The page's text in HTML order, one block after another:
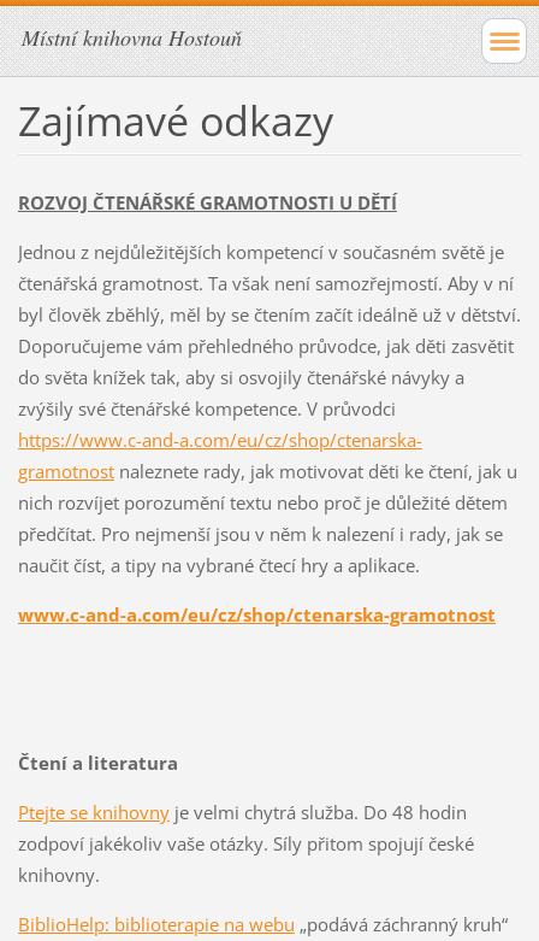
Místní knihovna Hostouň
Zajímavé odkazy
ROZVOJ ČTENÁŘSKÉ GRAMOTNOSTI U DĚTÍ
Jednou z nejdůležitějších kompetencí v současném světě je
čtenářská gramotnost. Ta však není samozřejmostí. Aby v ní
byl člověk zběhlý, měl by se čtením začít ideálně už v dětství.
Doporučujeme vám přehledného průvodce, jak děti zasvětit
do světa knížek tak, aby si osvojily čtenářské návyky a
zvýšily své čtenářské kompetence. V průvodci
https://www.c-and-a.com/eu/cz/shop/ctenarska-
gramotnost naleznete rady, jak motivovat děti ke čtení, jak u
nich rozvíjet porozumění textu nebo proč je důležité dětem
předčítat. Pro nejmenší jsou v něm k nalezení i rady, jak se
naučit číst, a tipy na vybrané čtecí hry a aplikace.
www.c-and-a.com/eu/cz/shop/ctenarska-gramotnost
Čtení a literatura
Ptejte se knihovnyje velmi chytrá služba. Do 48 hodin
zodpoví jakékoliv vaše otázky. Síly přitom spojují české
knihovny.
BiblioHelp: biblioterapie na webu „podává záchranný kruh“